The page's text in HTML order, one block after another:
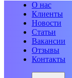
О нас
Клиенты
Новости
Статьи
Вакансии
Отзывы
Контакты